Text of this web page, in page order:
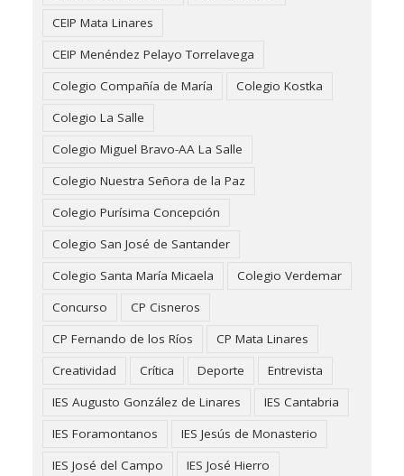
CEIP Mata Linares
CEIP Menéndez Pelayo Torrelavega
Colegio Compañía de María
Colegio Kostka
Colegio La Salle
Colegio Miguel Bravo-AA La Salle
Colegio Nuestra Señora de la Paz
Colegio Purísima Concepción
Colegio San José de Santander
Colegio Santa María Micaela
Colegio Verdemar
Concurso
CP Cisneros
CP Fernando de los Ríos
CP Mata Linares
Creatividad
Crítica Deporte
Entrevista
IES Augusto González de Linares
IES Cantabria
IES Foramontanos
IES Jesús de Monasterio
IES José del Campo
IES José Hierro